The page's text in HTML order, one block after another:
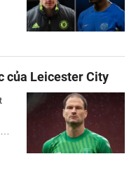
của Leicester City